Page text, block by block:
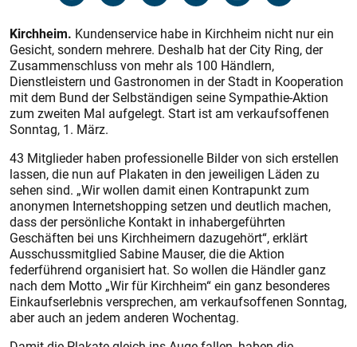
Kirchheim. Kundenservice habe in Kirchheim nicht nur ein
Gesicht, sondern mehrere. Deshalb hat der City Ring, der
Zusammenschluss von mehr als 100 Händlern,
Dienstleistern und Gastronomen in der Stadt in Kooperation
mit dem Bund der Selbständigen seine Sympathie-Aktion
zum zweiten Mal aufgelegt. Start ist am verkaufsoffenen
Sonntag, 1. März.
43 Mitglieder haben professionelle Bilder von sich erstellen
lassen, die nun auf Plakaten in den jeweiligen Läden zu
sehen sind. „Wir wollen damit einen Kontrapunkt zum
anonymen Internetshopping setzen und deutlich machen,
dass der persönliche Kontakt in inhabergeführten
Geschäften bei uns Kirchheimern dazugehört“, erklärt
Ausschussmitglied Sabine Mauser, die die Aktion
federführend organisiert hat. So wollen die Händler ganz
nach dem Motto „Wir für Kirchheim“ ein ganz besonderes
Einkaufserlebnis versprechen, am verkaufsoffenen Sonntag,
aber auch an jedem anderen Wochentag.